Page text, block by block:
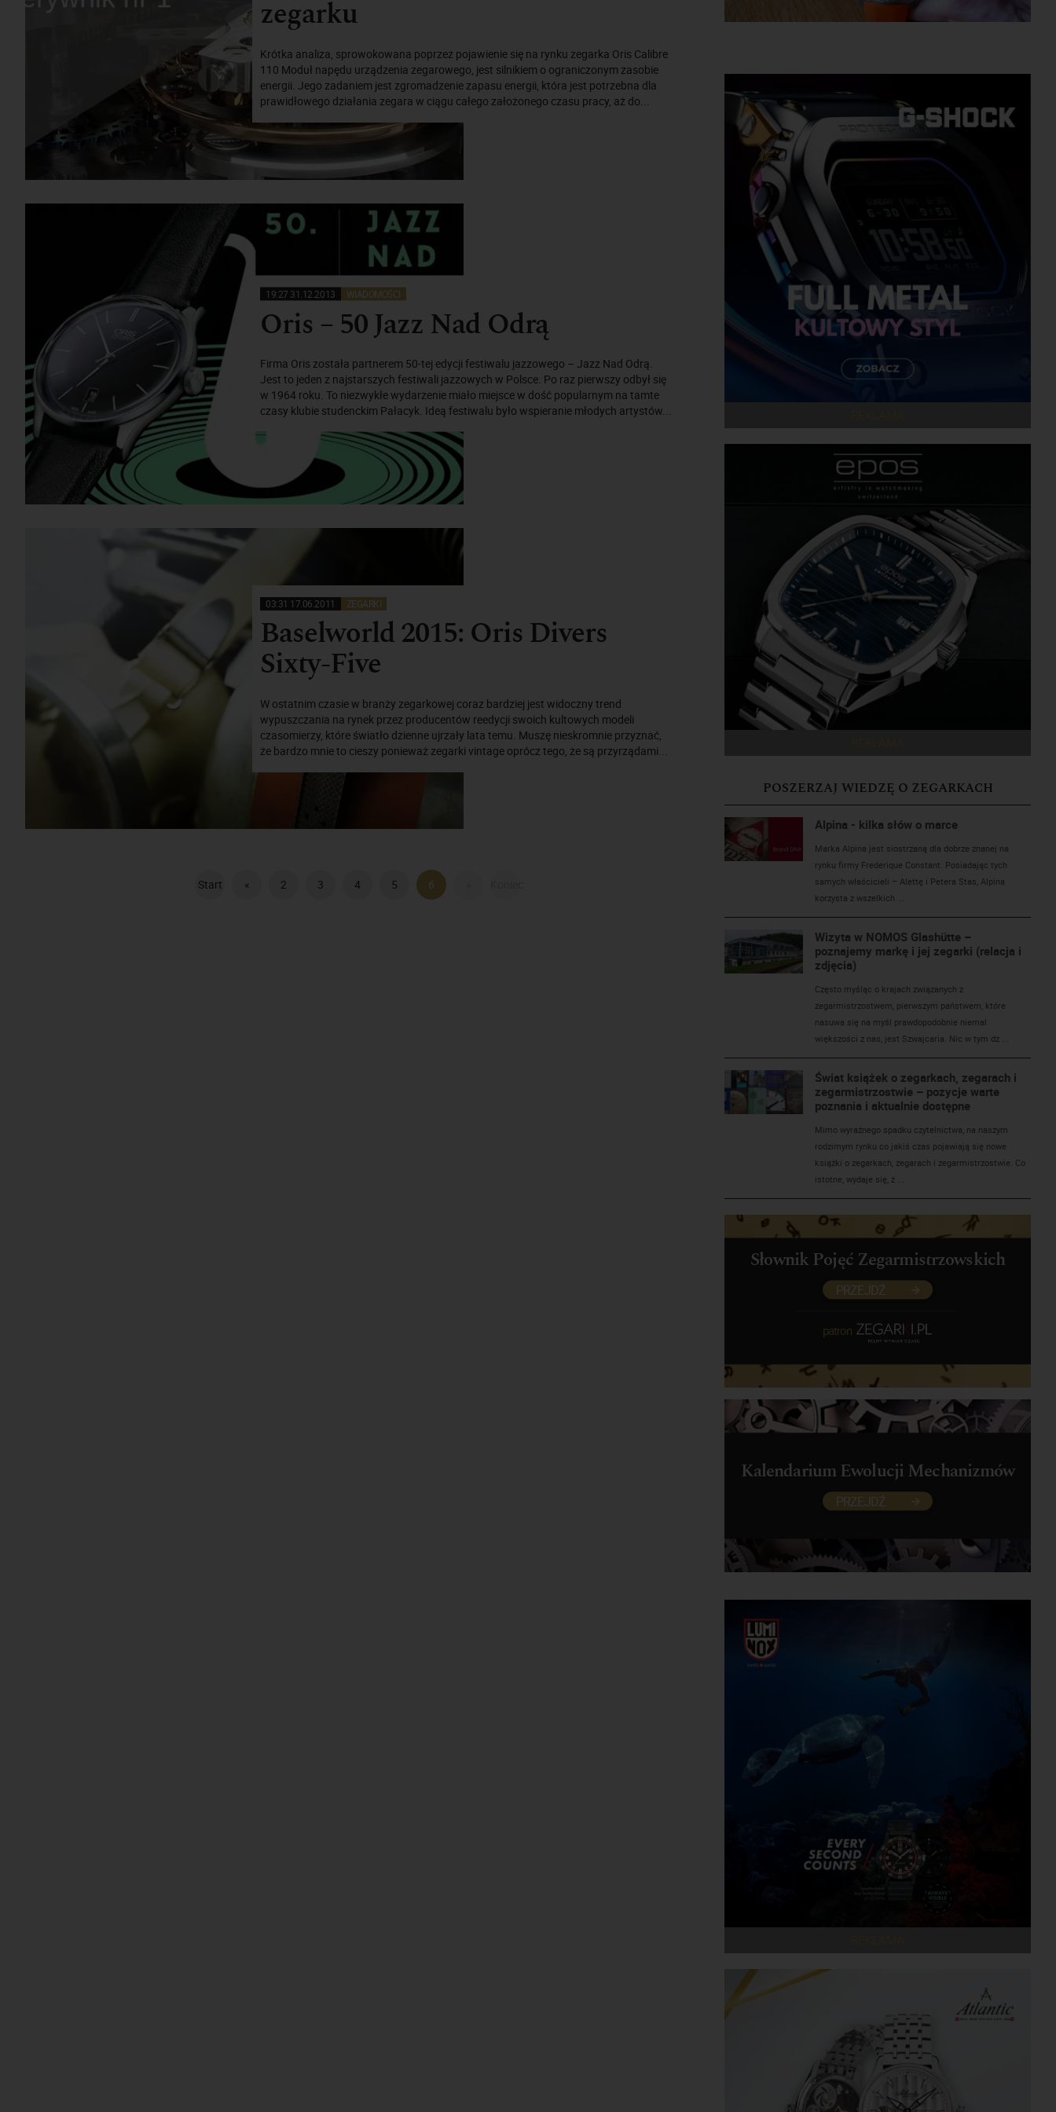
zegarku
Krótka analiza, sprowokowana poprzez pojawienie się na rynku zegarka Oris Calibre
110 Moduł napędu urządzenia zegarowego, jest silnikiem o ograniczonym zasobie
energii. Jego zadaniem jest zgromadzenie zapasu energii, która jest potrzebna dla
prawidłowego działania zegara w ciągu całego założonego czasu pracy, aż do...
19:27 31.12.2013 WIADOMOŚCI
Oris – 50 Jazz Nad Odrą
Firma Oris została partnerem 50-tej edycji festiwalu jazzowego – Jazz Nad Odrą.
Jest to jeden z najstarszych festiwali jazzowych w Polsce. Po raz pierwszy odbył się
w 1964 roku. To niezwykłe wydarzenie miało miejsce w dość popularnym na tamte
czasy klubie studenckim Pałacyk. Ideą festiwalu było wspieranie młodych artystów...
03:31 17.06.2011 ZEGARKI
Baselworld 2015: Oris Divers
Sixty-Five
W ostatnim czasie w branży zegarkowej coraz bardziej jest widoczny trend
wypuszczania na rynek przez producentów reedycji swoich kultowych modeli
czasomierzy, które światło dzienne ujrzały lata temu. Muszę nieskromnie przyznać,
że bardzo mnie to cieszy ponieważ zegarki vintage oprócz tego, że są przyrządami...
Start « 2 3 4 5 6
POSZERZAJ WIEDZĘ O ZEGARKACH
Alpina - kilka słów o marce
Marka Alpina jest siostrzaną dla dobrze znanej na
rynku firmy Frederique Constant. Posiadając tych
samych właścicieli – Alettę i Petera Stas, Alpina
korzysta z wszelkich ...
Wizyta w NOMOS Glashütte –
poznajemy markę i jej zegarki (relacja i
zdjęcia)
Często myśląc o krajach związanych z
zegarmistrzostwem, pierwszym państwem, które
nasuwa się na myśl prawdopodobnie niemal
większości z nas, jest Szwajcaria. Nic w tym dz ...
Świat książek o zegarkach, zegarach i
zegarmistrzostwie – pozycje warte
poznania i aktualnie dostępne
Mimo wyraźnego spadku czytelnictwa, na naszym
rodzimym rynku co jakiś czas pojawiają się nowe
książki o zegarkach, zegarach i zegarmistrzostwie. Co
istotne, wydaje się, ż ...
Słownik Pojęć Zegarmistrzowskich
PRZEJDŹ
patron
Kalendarium Ewolucji Mechanizmów
PRZEJDŹ